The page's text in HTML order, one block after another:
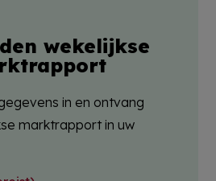
wekelijkse
in en ontvang
marktrapport in uw